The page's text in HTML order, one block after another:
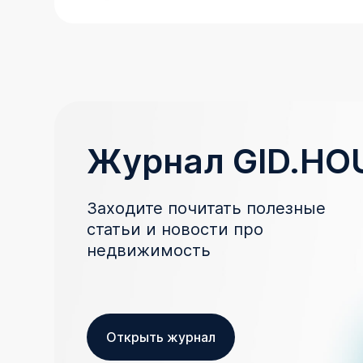
Журнал
Заходите почитать полезные
статьи и новости про
недвижимость
Открыть журнал